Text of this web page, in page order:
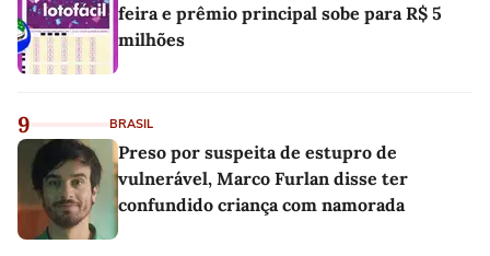
feira e prêmio principal sobe para R$ 5
milhões
9 BRASIL
Preso por suspeita de estupro de
vulnerável, Marco Furlan disse ter
confundido criança com namorada